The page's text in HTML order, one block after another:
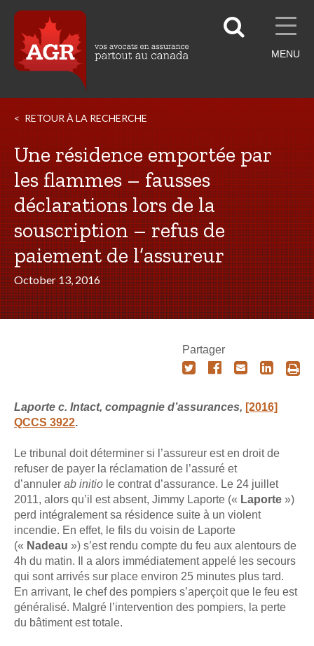
MENU
RETOUR À LA RECHERCHE
Une résidence emportée par
les flammes – fausses
déclarations lors de la
souscription – refus de
paiement de l’assureur
October 13, 2016
Partager
Laporte c. Intact, compagnie d’assurances, [2016]
QCCS 3922.
Le tribunal doit déterminer si l’assureur est en droit de
refuser de payer la réclamation de l’assuré et
d’annuler ab initio le contrat d’assurance. Le 24 juillet
2011, alors qu’il est absent, Jimmy Laporte (« Laporte »)
perd intégralement sa résidence suite à un violent
incendie. En effet, le fils du voisin de Laporte
(« Nadeau ») s’est rendu compte du feu aux alentours de
4h du matin. Il a alors immédiatement appelé les secours
qui sont arrivés sur place environ 25 minutes plus tard.
En arrivant, le chef des pompiers s’aperçoit que le feu est
généralisé. Malgré l’intervention des pompiers, la perte
du bâtiment est totale.